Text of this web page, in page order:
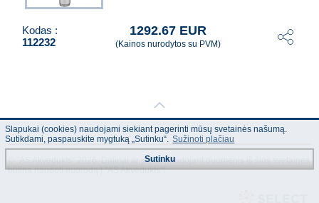
Kodas :
112232
1292.67 EUR
(Kainos nurodytos su PVM)
© "AS Akvedukts" 2026. Dalinai ar pilnai naudojant duomenis iš šios svetainės
būtina naudoti nuorodą Į "AS Akvedukts"!
Slapukai (cookies) naudojami siekiant pagerinti mūsų svetainės našumą.
Sutikdami, paspauskite mygtuką „Sutinku“. Sužinoti plačiau
Sutinku